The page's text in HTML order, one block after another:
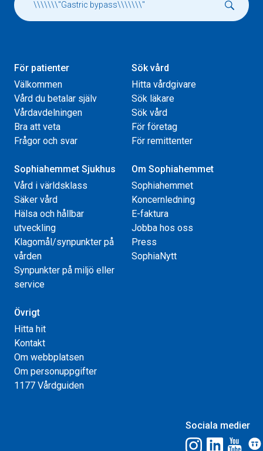
För patienter
Välkommen
Vård du betalar själv
Vårdavdelningen
Bra att veta
Frågor och svar
Sök vård
Hitta vårdgivare
Sök läkare
Sök vård
För företag
För remittenter
Sophiahemmet Sjukhus
Vård i världsklass
Säker vård
Hälsa och hållbar
utveckling
Klagomål/synpunkter på
vården
Synpunkter på miljö eller
service
Om Sophiahemmet
Sophiahemmet
Koncernledning
E-faktura
Jobba hos oss
Press
SophiaNytt
Övrigt
Hitta hit
Kontakt
Om webbplatsen
Om personuppgifter
1177 Vårdguiden
Sociala medier